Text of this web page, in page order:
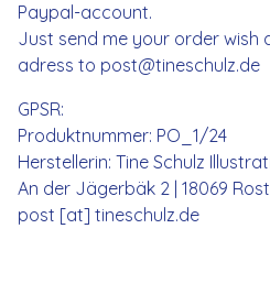
Paypal-account.
Just send me your order wish
adress to post@tineschulz.de
GPSR:
Produktnummer: PO_1/24
Herstellerin: Tine Schulz
An der Jägerbäk 2 | 18069
post [at] tineschulz.de